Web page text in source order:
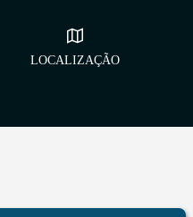
LOCALIZAÇÃO